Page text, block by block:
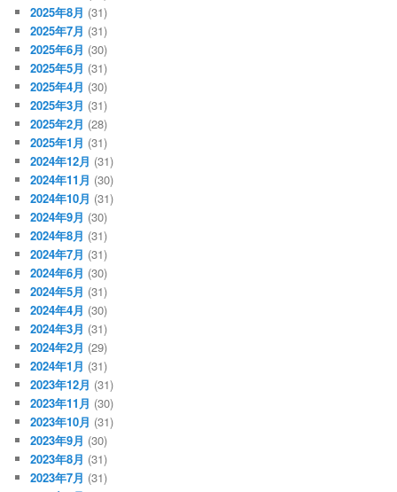
2025年8月 (31)
2025年7月 (31)
2025年6月 (30)
2025年5月 (31)
2025年4月 (30)
2025年3月 (31)
2025年2月 (28)
2025年1月 (31)
2024年12月 (31)
2024年11月 (30)
2024年10月 (31)
2024年9月 (30)
2024年8月 (31)
2024年7月 (31)
2024年6月 (30)
2024年5月 (31)
2024年4月 (30)
2024年3月 (31)
2024年2月 (29)
2024年1月 (31)
2023年12月 (31)
2023年11月 (30)
2023年10月 (31)
2023年9月 (30)
2023年8月 (31)
2023年7月 (31)